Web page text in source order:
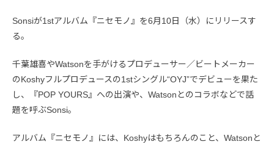
Sonsiが1stアルバム『ニセモノ』を6月10日（水）にリリースす
る。
千葉雄喜やWatsonを手がけるプロデューサー／ビートメーカー
のKoshyフルプロデュースの1stシングル“OYJ”でデビューを果た
し、『POP YOURS』への出演や、Watsonとのコラボなどで話
題を呼ぶSonsi。
アルバム『ニセモノ』には、Koshyはもちろんのこと、Watsonと